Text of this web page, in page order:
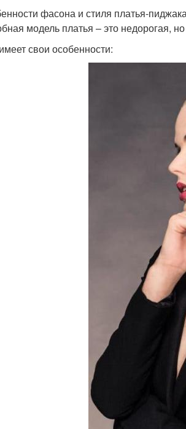
фасона и стиля платья-
модель платья – это недорогая,
свои особенности: